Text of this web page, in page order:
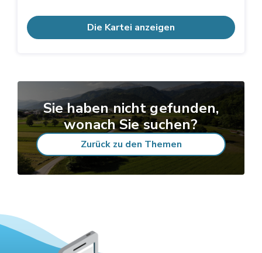
Die Kartei anzeigen
Sie haben nicht gefunden,
wonach Sie suchen?
Zurück zu den Themen